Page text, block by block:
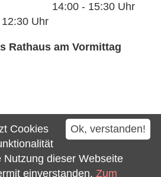
- 15:30 Uhr
Uhr
Rathaus am Vormittag
Kontakt
Impressum
Datenschutz
Ok, verstanden!
Cookies
dieser Webseite
einverstanden. Zum